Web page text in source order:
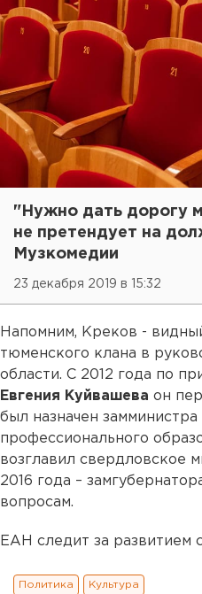
"Нужно дать дорогу
не претендует на
Музкомедии
23 декабря 2019 в 15:32
Напомним, Креков -
тюменского клана в
области. С 2012 года по
Евгения Куйвашева он
был назначен
профессионального
возглавил свердловское
2016 года –
вопросам.
ЕАН следит за развитием
Политика Культура